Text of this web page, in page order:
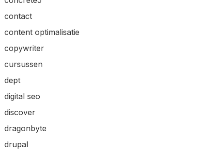
contact
content optimalisatie
copywriter
cursussen
dept
digital seo
discover
dragonbyte
drupal